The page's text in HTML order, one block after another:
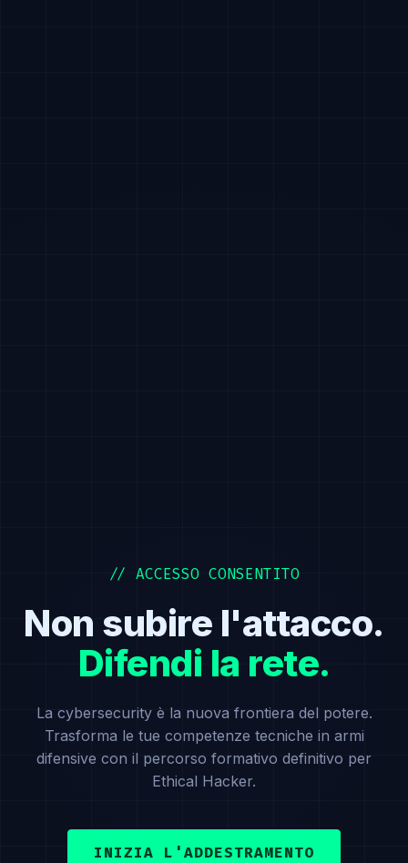
// ACCESSO CONSENTITO
Non subire l'attacco.
Difendi la rete.
La cybersecurity è la nuova frontiera del potere.
Trasforma le tue competenze tecniche in armi
difensive con il percorso formativo definitivo per
Ethical Hacker.
INIZIA L'ADDESTRAMENTO